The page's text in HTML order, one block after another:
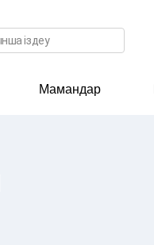
Мамандар